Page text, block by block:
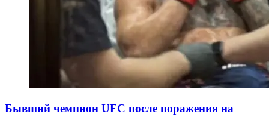
Бывший чемпион UFC после поражения на